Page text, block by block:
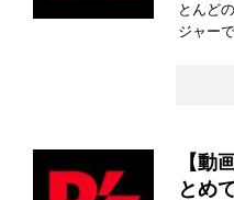
とんど
ジャー
【動
とめ